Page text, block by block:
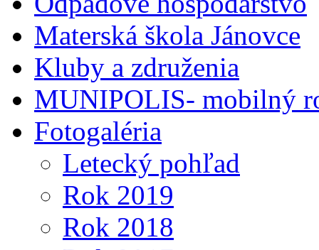
Materská škola Jánovce
Kluby a združenia
MUNIPOLIS- mobilný
Fotogaléria
Letecký pohľad
Rok 2019
Rok 2018